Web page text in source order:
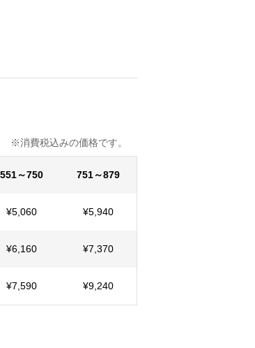
格です。
551～750 751～879
¥5,060 ¥5,940
¥6,160 ¥7,370
¥7,590 ¥9,240